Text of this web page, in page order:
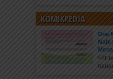
KOMIKPEDIA
Doa
Nabi